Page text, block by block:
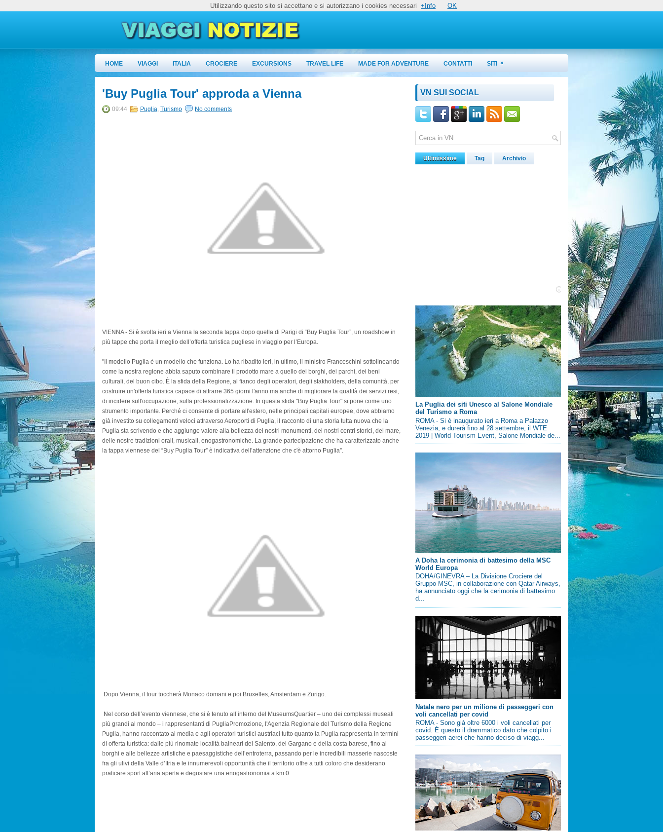
HOME VIAGGI ITALIA CROCIERE EXCURSIONS TRAVEL LIFE MADE FOR ADVENTURE CONTATTI SITI »
'Buy Puglia Tour' approda a Vienna
09:44 Puglia, Turismo No comments
VIENNA - Si è svolta ieri a Vienna la seconda tappa dopo quella di Parigi di “Buy Puglia Tour”, un roadshow in
più tappe che porta il meglio dell’offerta turistica pugliese in viaggio per l’Europa.
"Il modello Puglia è un modello che funziona. Lo ha ribadito ieri, in ultimo, il ministro Franceschini sottolineando
come la nostra regione abbia saputo combinare il prodotto mare a quello dei borghi, dei parchi, dei beni
culturali, del buon cibo. È la sfida della Regione, al fianco degli operatori, degli stakholders, della comunità, per
costruire un'offerta turistica capace di attrarre 365 giorni l'anno ma anche di migliorare la qualità dei servizi resi,
di incidere sull'occupazione, sulla professionalizzazione. In questa sfida "Buy Puglia Tour" si pone come uno
strumento importante. Perché ci consente di portare all'estero, nelle principali capitali europee, dove abbiamo
già investito su collegamenti veloci attraverso Aeroporti di Puglia, il racconto di una storia tutta nuova che la
Puglia sta scrivendo e che aggiunge valore alla bellezza dei nostri monumenti, dei nostri centri storici, del mare,
delle nostre tradizioni orali, musicali, enogastronomiche. La grande partecipazione che ha caratterizzato anche
la tappa viennese del “Buy Puglia Tour” è indicativa dell’attenzione che c'è attorno Puglia”.
Dopo Vienna, il tour toccherà Monaco domani e poi Bruxelles, Amsterdam e Zurigo.
Nel corso dell’evento viennese, che si è tenuto all’interno del MuseumsQuartier – uno dei complessi museali
più grandi al mondo – i rappresentanti di PugliaPromozione, l'Agenzia Regionale del Turismo della Regione
Puglia, hanno raccontato ai media e agli operatori turistici austriaci tutto quanto la Puglia rappresenta in termini
di offerta turistica: dalle più rinomate località balneari del Salento, del Gargano e della costa barese, fino ai
borghi e alle bellezze artistiche e paesaggistiche dell’entroterra, passando per le incredibili masserie nascoste
fra gli ulivi della Valle d’Itria e le innumerevoli opportunità che il territorio offre a tutti coloro che desiderano
praticare sport all’aria aperta e degustare una enogastronomia a km 0.
VN SUI SOCIAL
Ultimissime Tag Archivio
La Puglia dei siti Unesco al Salone Mondiale
del Turismo a Roma
ROMA - Si è inaugurato ieri a Roma a Palazzo
Venezia, e durerà fino al 28 settembre, il WTE
2019 | World Tourism Event, Salone Mondiale de...
A Doha la cerimonia di battesimo della MSC
World Europa
DOHA/GINEVRA – La Divisione Crociere del
Gruppo MSC, in collaborazione con Qatar Airways,
ha annunciato oggi che la cerimonia di battesimo
d...
Natale nero per un milione di passeggeri con
voli cancellati per covid
ROMA - Sono già oltre 6000 i voli cancellati per
covid. È questo il drammatico dato che colpito i
passeggeri aerei che hanno deciso di viagg...
Utilizzando questo sito si accettano e si autorizzano i cookies necessari +Info OK